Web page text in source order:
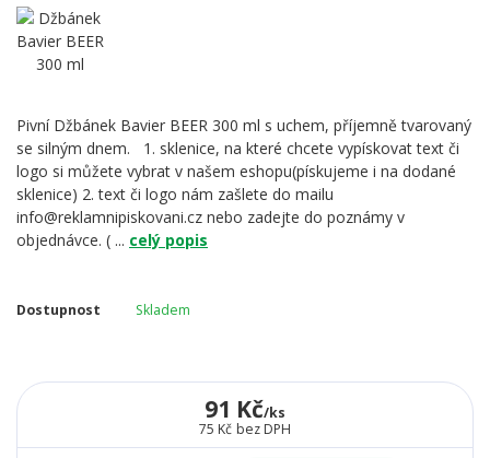
Pivní Džbánek Bavier BEER 300 ml s uchem, příjemně tvarovaný
se silným dnem. 1. sklenice, na které chcete vypískovat text či
logo si můžete vybrat v našem eshopu(pískujeme i na dodané
sklenice) 2. text či logo nám zašlete do mailu
info@reklamnipiskovani.cz nebo zadejte do poznámy v
objednávce. ( ... celý popis
Dostupnost Skladem
91 Kč/ks
75 Kč bez DPH